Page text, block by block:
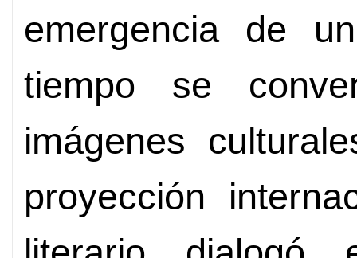
emergencia de
tiempo se
imágenes
proyección